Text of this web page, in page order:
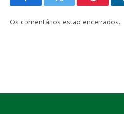
FacebookTwitter Pinterest
Os comentários estão encerrados.